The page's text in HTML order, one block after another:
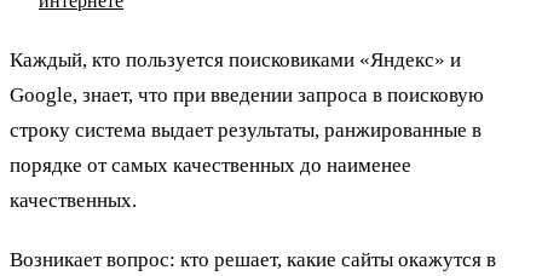
Каждый, кто пользуется поисковиками «Яндекс» и
Google, знает, что при введении запроса в поисковую
строку система выдает результаты, ранжированные в
порядке от самых качественных до наименее
качественных.
Возникает вопрос: кто решает, какие сайты окажутся в